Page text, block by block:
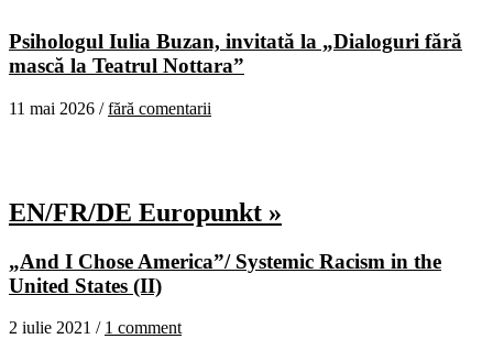
Psihologul Iulia Buzan, invitată la „Dialoguri fără
mască la Teatrul Nottara”
11 mai 2026 /fără comentarii
EN/FR/DE Europunkt »
„And I Chose America”/ Systemic Racism in the
United States (II)
2 iulie 2021 / 1 comment